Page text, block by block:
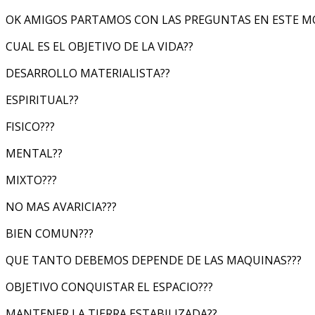
OK AMIGOS PARTAMOS CON LAS PREGUNTAS EN ESTE
CUAL ES EL OBJETIVO DE LA VIDA??
DESARROLLO MATERIALISTA??
ESPIRITUAL??
FISICO???
MENTAL??
MIXTO???
NO MAS AVARICIA???
BIEN COMUN???
QUE TANTO DEBEMOS DEPENDE DE LAS MAQUINAS???
OBJETIVO CONQUISTAR EL ESPACIO???